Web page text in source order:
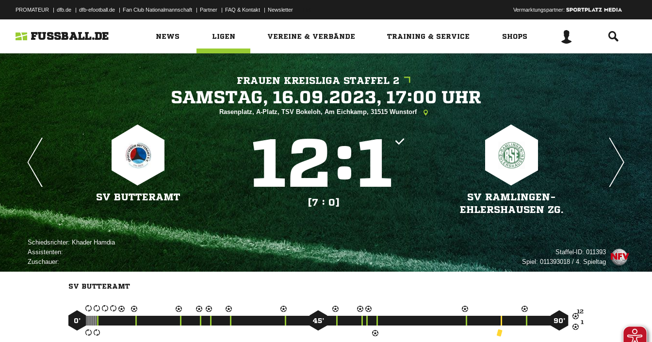
PROMATEUR | dfb.de | dfb-efootball.de | Fan Club Nationalmannschaft | Partner | FAQ & Kontakt | Newsletter Vermarktungspartner:
FUSSBALL.DE NEWS LIGEN VEREINE & VERBÄNDE TRAINING & SERVICE SHOPS
FRAUEN KREISLIGA STAFFEL 2
   
Rasenplatz, A-Platz, TSV Bokeloh, Am Eichkamp, 31515 Wunstorf
SV BUTTERAMT
:
[7 : 0]
SV RAMLINGEN-
EHLERSHAUSEN ZG.
Schiedsrichter: 
Assistenten:
Zuschauer:
Staffel-ID:011393
Spiel:011393018 / 4. Spieltag
SV BUTTERAMT


0’ 45’ 90’